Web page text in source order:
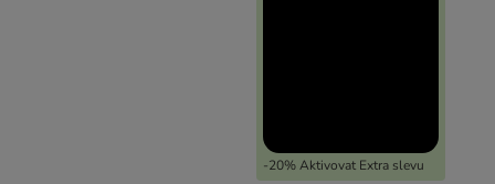
-20% Aktivovat Extra slevu